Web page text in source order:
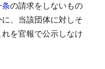
の請求をしないもの
、当該団体に対しそ
を官報で公示しなけ